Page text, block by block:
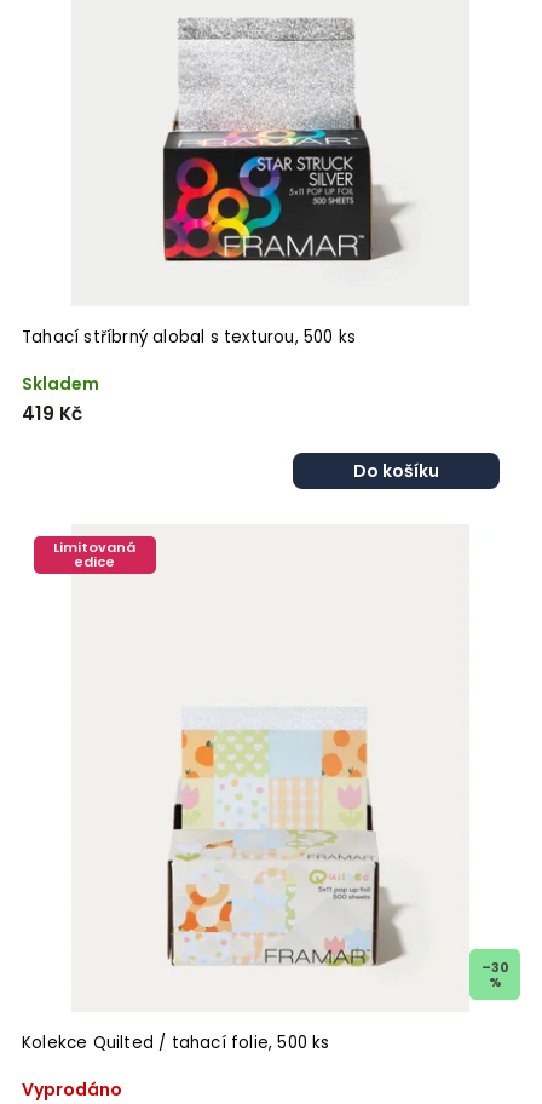
Tahací stříbrný alobal s texturou, 500 ks
Skladem
419 Kč
Do košíku
Limitovaná
edice
–30
%
Kolekce Quilted / tahací folie, 500 ks
Vyprodáno